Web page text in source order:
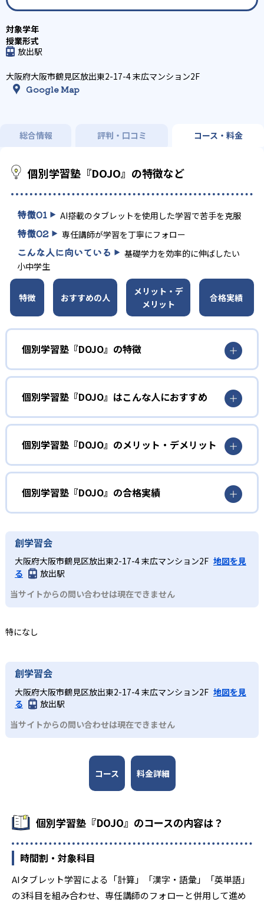
放出駅
大阪府大阪市鶴見区放出東2-17-4 末広マンション2F
Google Map
総合情報 評判・口コミ コース・料金
個別学習塾『DOJO』の特徴など
特徴01 AI搭載のタブレットを使用した学習で苦手を克服
特徴02 専任講師が学習を丁寧にフォロー
こんな人に向いている
基礎学力を効率的に伸ばしたい
小中学生
特徴 おすすめの人
メリット・デ
メリット
合格実績
個別学習塾『DOJO』の特徴
1
AI搭載タブレット学習
AIを搭載したタブレットが、事前の学習診断テストで「ど
こでつまずいているのか」を把握。苦手な単元を自動で判
定して重点的に出題するため、無駄なく着実に基礎力を固
められる。算数の計算、国語の漢字・語彙、英語の英単語
2 専任講師のサポート
教室では専任講師が一人ひとりの学習状況をモニタリング
し、画面上の学習結果を踏まえてリアルタイムでアドバイ
なタイミングで声かけや解説が受けられるため、集中力を
3
タブレットによる自動採点・問題出題を活用することで、
月謝を実現。
個別学習塾『DOJO』はこんな人におすすめ
小学生
英算国の基礎固めをしたい人
算数の計算や国語の漢字・語彙、英語の英単語学習によっ
て基礎を固める。AIタブレットで「わからない」を早期に
発見し、少しずつ自信をつけながら進めることが可能だ。
苦手を克服したい人
苦手単元の克服が急務となる人に向いている。AIが自動で
苦手分野を洗い出して繰り返し学習できるほか、教室での
講師フォローにより「なぜ解けないか」を納得するまで解
説する。
個別学習塾『DOJO』のメリット・デメリット
どんなメリットがある?
AIタブレットによる自動出題・採点で、基礎の「わからな
い」を即座に検出して重点学習できるため、無駄のない効
率学習が可能である。また、専任講師が個別にフォローす
ることで自学力が未熟な児童でも集中力を維持しやすい。
対応科目は算数・国語・英語の基礎3科目に限られるため、
理科・社会や高度な応用学習には別途対策が必要である。
また、自宅でのタブレット学習には一定の自律性が求めら
れ、最初は講師による声かけや保護者のサポートが欠かせ
室への問い合わせが必須である。
個別学習塾『DOJO』の合格実績
個別学習塾『DOJO』は合格実績を公式サイトで公開してい
ない。
創学習会
大阪府大阪市鶴見区放出東2-17-4 末広マンション2F 地図を見
る
放出駅
当サイトからの問い合わせは現在できません
特になし
創学習会
大阪府大阪市鶴見区放出東2-17-4 末広マンション2F 地図を見
る
放出駅
当サイトからの問い合わせは現在できません
コース 料金詳細
個別学習塾『DOJO』のコースの内容は？
時間割・対象科目
AIタブレット学習による「計算」「漢字・語彙」「英単語」
の3科目を組み合わせ、専任講師のフォローと併用して進め